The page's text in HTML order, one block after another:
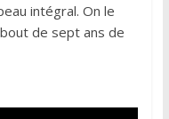
intégral. On le
de sept ans de